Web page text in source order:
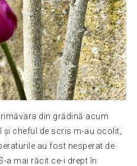
din grădină acum
cheful de scris m-au ocolit,
au fost nesperat de
a mai răcit ce-i drept în